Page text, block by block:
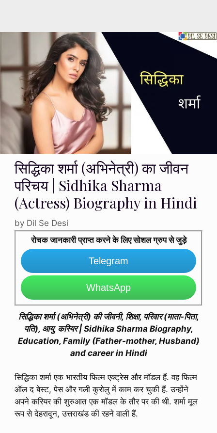
सिद्धिका शर्मा (अभिनेत्री) का जीवन
परिचय | Sidhika Sharma
(Actress) Biography in Hindi
by Dil Se Desi
रोचक जानकारी प्राप्त करने के लिए सोशल ग्रुप से जुड़े
Telegram
WhatsApp
सिद्धिका शर्मा (अभिनेत्री) की जीवनी, शिक्षा, परिवार (माता-पिता,
पति), आयु, करियर | Sidhika Sharma Biography,
Education, Family (Father-mother, Husband)
and career in Hindi
सिद्धिका शर्मा एक भारतीय फिल्म एक्ट्रेस और मॉडल हैं. वह फिल्म
ऑल द बेस्ट, पेस और गली कुरोलु में काम कर चुकी हैं. उन्होंने
अपने करियर की शुरुआत एक मॉडल के तौर पर की थी. शर्मा मूल
रूप से देहरादून, उत्तराखंड की रहने वाली हैं.